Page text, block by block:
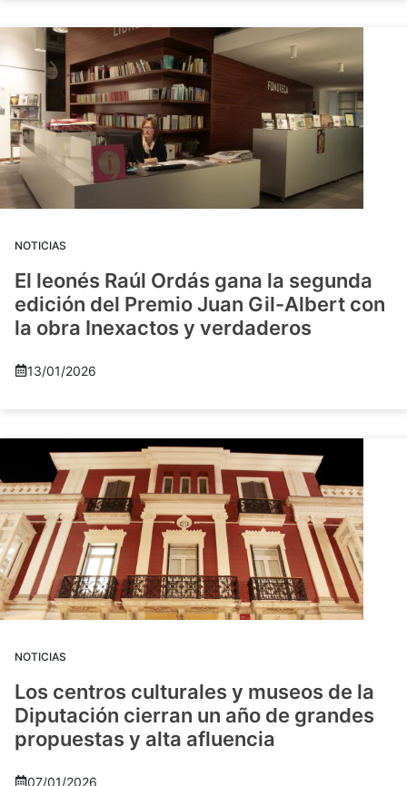
NOTICIAS
El leonés Raúl Ordás gana la segunda
edición del Premio Juan Gil-Albert con
la obra Inexactos y verdaderos
13/01/2026
NOTICIAS
Los centros culturales y museos de la
Diputación cierran un año de grandes
propuestas y alta afluencia
07/01/2026